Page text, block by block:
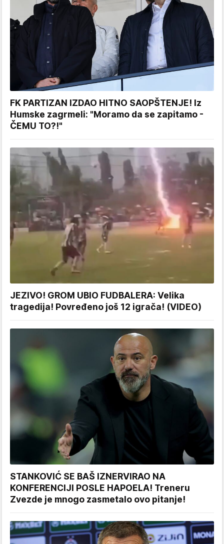
FK PARTIZAN IZDAO HITNO SAOPŠTENJE! Iz
Humske zagrmeli: "Moramo da se zapitamo -
ČEMU TO?!"
JEZIVO! GROM UBIO FUDBALERA: Velika
tragedija! Povređeno još 12 igrača! (VIDEO)
STANKOVIĆ SE BAŠ IZNERVIRAO NA
KONFERENCIJI POSLE HAPOELA! Treneru
Zvezde je mnogo zasmetalo ovo pitanje!